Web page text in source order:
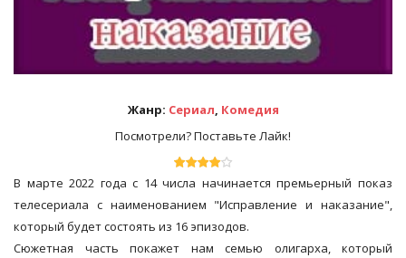
Жанр: Сериал, Комедия
Посмотрели? Поставьте Лайк!
В марте 2022 года с 14 числа начинается премьерный показ
телесериала с наименованием "Исправление и наказание",
который будет состоять из 16 эпизодов.
Сюжетная часть покажет нам семью олигарха, который